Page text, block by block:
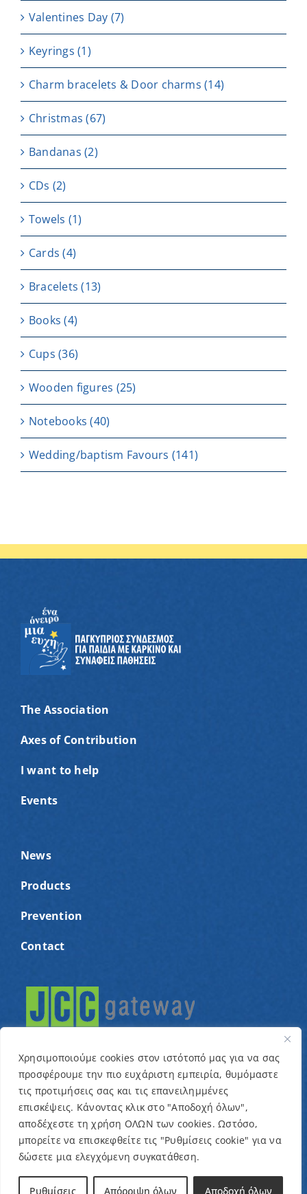
Χρησιμοποιούμε cookies στον ιστότοπό μας για να σας
προσφέρουμε την πιο ευχάριστη εμπειρία, θυμόμαστε
τις προτιμήσεις σας και τις επανειλημμένες
επισκέψεις. Κάνοντας κλικ στο "Αποδοχή όλων",
αποδέχεστε τη χρήση ΟΛΩΝ των cookies. Ωστόσο,
μπορείτε να επισκεφθείτε τις "Ρυθμίσεις cookie" για να
δώσετε μια ελεγχόμενη συγκατάθεση.
Ρυθμίσεις Απόρριψη όλων Αποδοχή όλων
Valentines Day (7)
Keyrings (1)
Charm bracelets & Door charms (14)
Christmas (67)
Bandanas (2)
CDs (2)
Towels (1)
Cards (4)
Bracelets (13)
Books (4)
Cups (36)
Wooden figures (25)
Notebooks (40)
Wedding/baptism Favours (141)
The Association
Axes of Contribution
I want to help
Events
News
Products
Prevention
Contact
© Copyright 2022 – Cyprus Association for children
with cancer and related conditions “One Dream One
Wish” / Designed & Developed byNETinfo Plc
Terms and Conditions|Privacy Policy